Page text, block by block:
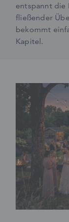
entspannt die
fließender
bekommt
Kapitel.